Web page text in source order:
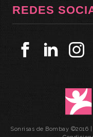
REDES
Sonrisas de Bombay ©2016 |